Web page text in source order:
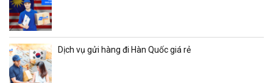
Dịch vụ gửi hàng đi Hàn Quốc giá rẻ